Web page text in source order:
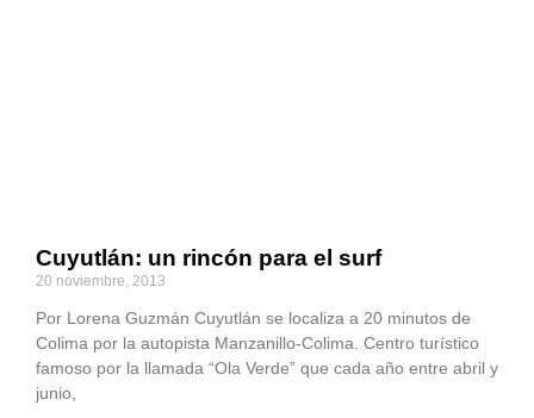
Cuyutlán: un rincón para el surf
20 noviembre, 2013
Por Lorena Guzmán Cuyutlán se localiza a 20 minutos de
Colima por la autopista Manzanillo-Colima. Centro turístico
famoso por la llamada “Ola Verde” que cada año entre abril y
junio,